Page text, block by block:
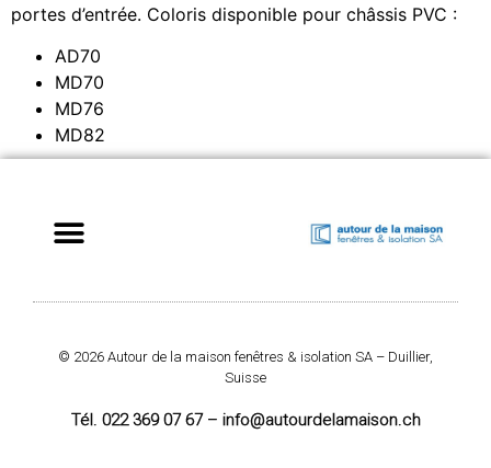
portes d’entrée. Coloris disponible pour châssis PVC :
AD70
MD70
MD76
MD82
© 2026 Autour de la maison fenêtres & isolation SA – Duillier,
Suisse
Tél. 022 369 07 67 – info@autourdelamaison.ch